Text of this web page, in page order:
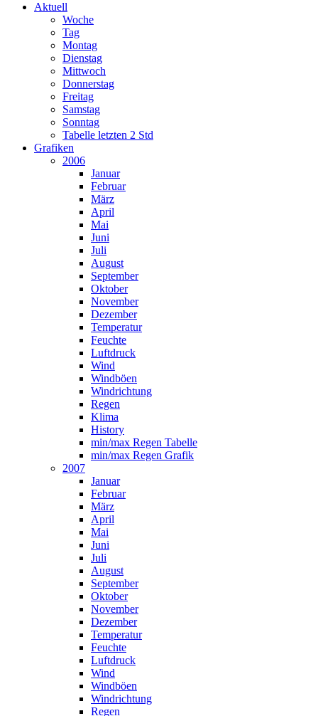
Aktuell
Woche
Tag
Montag
Dienstag
Mittwoch
Donnerstag
Freitag
Samstag
Sonntag
Tabelle letzten 2 Std
Grafiken
2006
Januar
Februar
März
April
Mai
Juni
Juli
August
September
Oktober
November
Dezember
Temperatur
Feuchte
Luftdruck
Wind
Windböen
Windrichtung
Regen
Klima
History
min/max Regen Tabelle
min/max Regen Grafik
2007
Januar
Februar
März
April
Mai
Juni
Juli
August
September
Oktober
November
Dezember
Temperatur
Feuchte
Luftdruck
Wind
Windböen
Windrichtung
Regen